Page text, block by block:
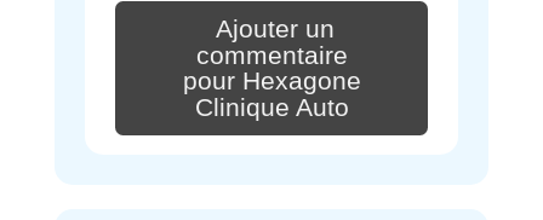
Ajouter un
commentaire
pour Hexagone
Clinique Auto